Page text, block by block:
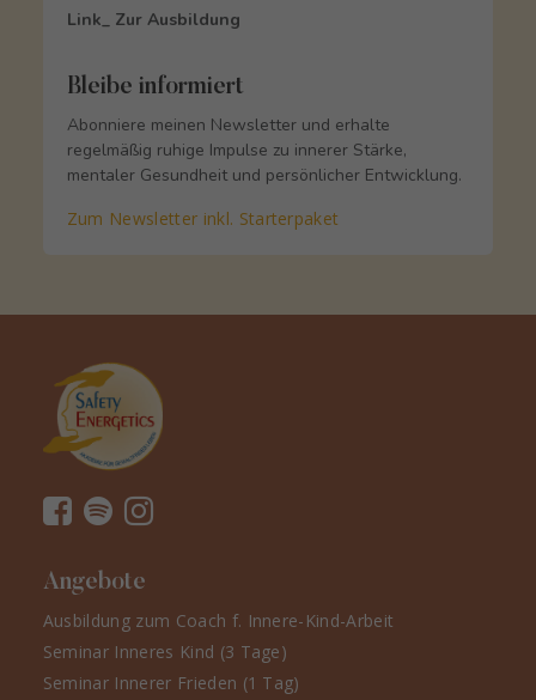
Link_ Zur Ausbildung
Bleibe informiert
Abonniere meinen Newsletter und erhalte
regelmäßig ruhige Impulse zu innerer Stärke,
mentaler Gesundheit und persönlicher Entwicklung.
Zum Newsletter inkl. Starterpaket
Angebote
Ausbildung zum Coach f. Innere-Kind-Arbeit
Seminar Inneres Kind (3 Tage)
Seminar Innerer Frieden (1 Tag)